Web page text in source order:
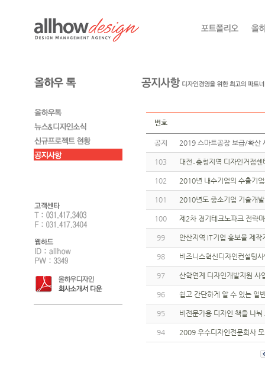
번호
공지 2019 스마트공장 보급/확
103 대전․충청지역 디자인거점
102 2010년 내수기업의 수출기
101 2010년도 중소기업 기술개
100 제2차 경기테크노파크 전략
99 안산지역 IT기업 홍보물 제
98 비즈니스혁신디자인컨설팅
97 산학연계 디자인개발지원 사
96 쉽고 간단하게 알 수 있는 일
95 비전문가용 디자인 책을 나
94 2009 우수디자인전문회사